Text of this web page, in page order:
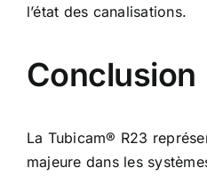
l’état des canalisations.
Conclusion
La Tubicam® R23
majeure dans les